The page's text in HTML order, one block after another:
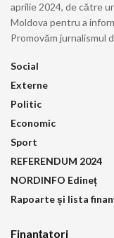
aprilie 2024, de către
Moldova pentru a
Promovăm jurnalismul
Social
Externe
Politic
Economic
Sport
REFERENDUM 2024
NORDINFO Edineț
Rapoarte și lista
Finanțatori